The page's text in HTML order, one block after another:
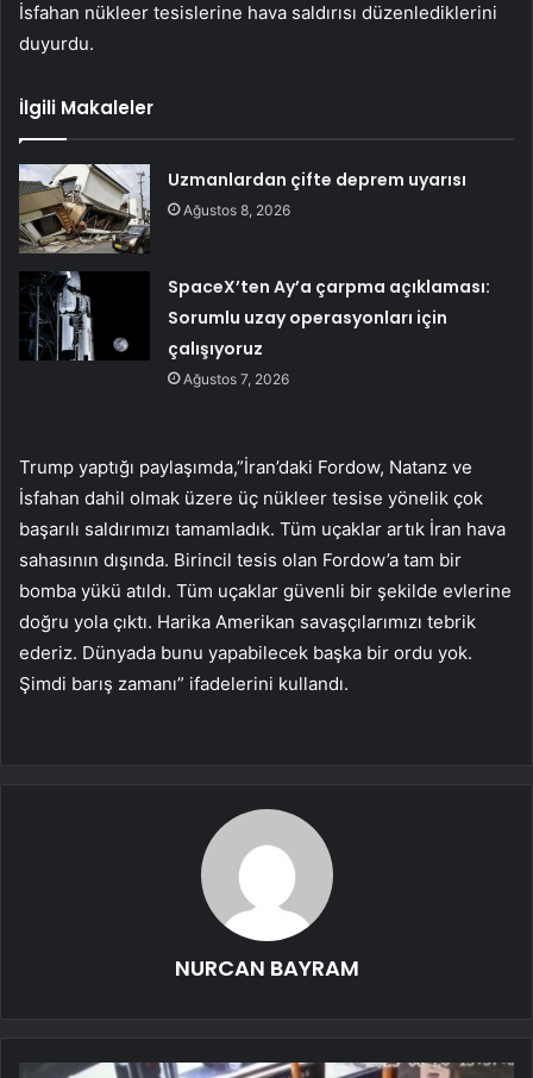
İsfahan nükleer tesislerine hava saldırısı düzenlediklerini
duyurdu.
İlgili Makaleler
Uzmanlardan çifte deprem uyarısı
Ağustos 8, 2026
SpaceX’ten Ay’a çarpma açıklaması:
Sorumlu uzay operasyonları için
çalışıyoruz
Ağustos 7, 2026
Trump yaptığı paylaşımda,”İran’daki Fordow, Natanz ve
İsfahan dahil olmak üzere üç nükleer tesise yönelik çok
başarılı saldırımızı tamamladık. Tüm uçaklar artık İran hava
sahasının dışında. Birincil tesis olan Fordow’a tam bir
bomba yükü atıldı. Tüm uçaklar güvenli bir şekilde evlerine
doğru yola çıktı. Harika Amerikan savaşçılarımızı tebrik
ederiz. Dünyada bunu yapabilecek başka bir ordu yok.
Şimdi barış zamanı” ifadelerini kullandı.
NURCAN BAYRAM